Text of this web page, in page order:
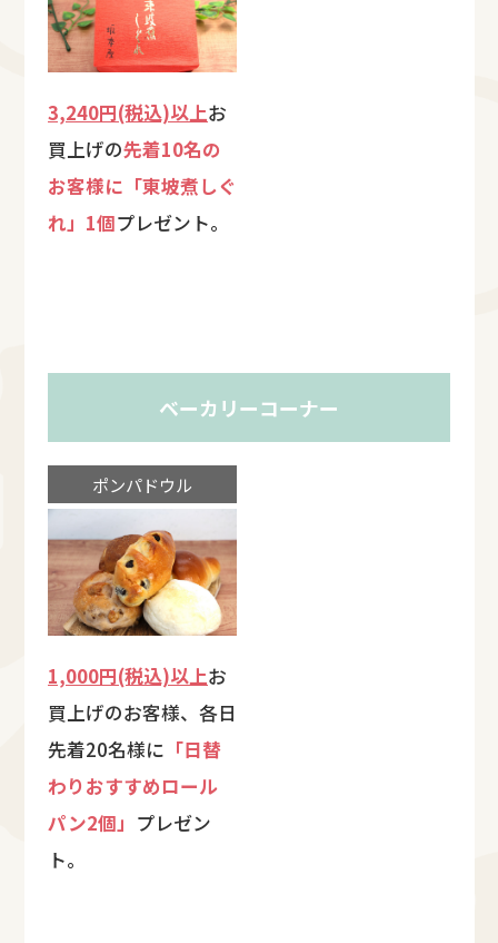
3,240円(税込)以上お
買上げの先着10名の
お客様に「東坡煮しぐ
れ」1個プレゼント。
ベーカリーコーナー
ポンパドウル
1,000円(税込)以上お
買上げのお客様、各日
先着20名様に 「日替
わりおすすめロール
パン2個」 プレゼン
ト。